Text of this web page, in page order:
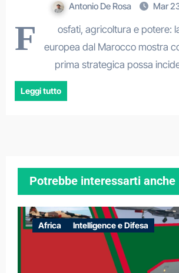
Antonio De Rosa Mar
F
osfati, agricoltura e potere:
europea dal Marocco mostra
prima strategica possa
Leggi tutto
Potrebbe interessarti anche
Africa Intelligence e Difesa